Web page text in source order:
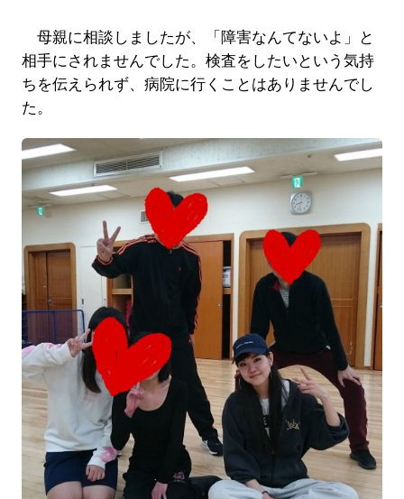
母親に相談しましたが、「障害なんてないよ」と
相手にされませんでした。検査をしたいという気持
ちを伝えられず、病院に行くことはありませんでし
た。